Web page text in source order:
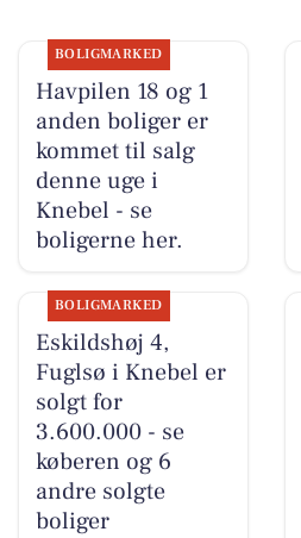
BOLIGMARKED
Havpilen 18 og 1
anden boliger er
kommet til salg
denne uge i
Knebel - se
boligerne her.
BOLIGMARKED
Eskildshøj 4,
Fuglsø i Knebel er
solgt for
3.600.000 - se
køberen og 6
andre solgte
boliger